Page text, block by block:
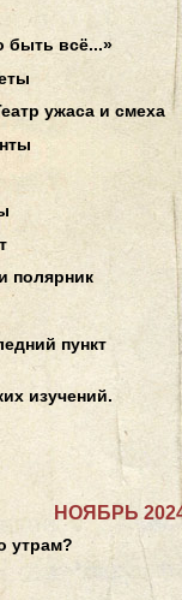
быть всё...»
ужаса и смеха
полярник
пункт
изучений.
НОЯБРЬ
утрам?